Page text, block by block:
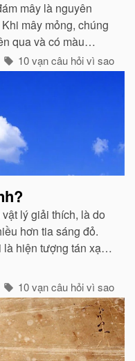
mây là nguyên
mây mỏng, chúng
qua và có màu
10 vạn câu hỏi vì sao
lý giải thích, là do
hơn tia sáng đỏ.
hiện tượng tán xạ -
10 vạn câu hỏi vì sao